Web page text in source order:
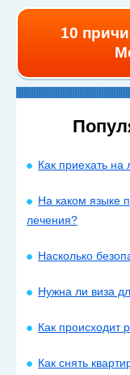
10
Как приехать на
На каком языке
лечения?
Насколько
Нужна ли виза
Как происходит
Как снять